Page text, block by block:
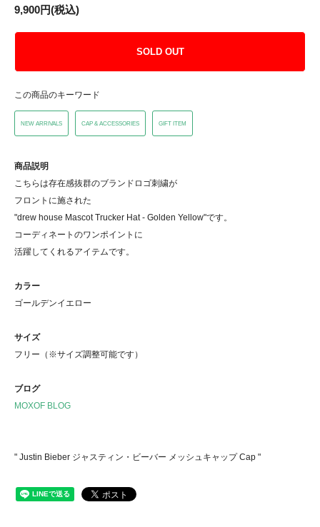
9,900円(税込)
SOLD OUT
この商品のキーワード
NEW ARRIVALS CAP & ACCESSORIES GIFT ITEM
商品説明
こちらは存在感抜群のブランドロゴ刺繍が
フロントに施された
"drew house Mascot Trucker Hat - Golden Yellow"です。
コーディネートのワンポイントに
活躍してくれるアイテムです。
カラー
ゴールデンイエロー
サイズ
フリー（※サイズ調整可能です）
ブログ
MOXOF BLOG
" Justin Bieber ジャスティン・ビーバー メッシュキャップ Cap "